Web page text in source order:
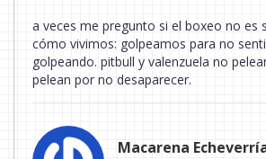
a veces me pregunto si el boxeo no es
cómo vivimos: golpeamos para no
golpeando. pitbull y valenzuela no
pelean por no desaparecer.
Macarena